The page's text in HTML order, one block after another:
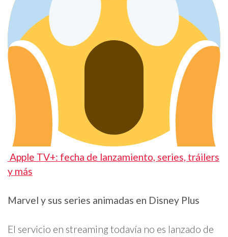
Apple TV+: fecha de lanzamiento, series, tráilers
y más
Marvel y sus series animadas en Disney Plus
El servicio en streaming todavía no es lanzado de